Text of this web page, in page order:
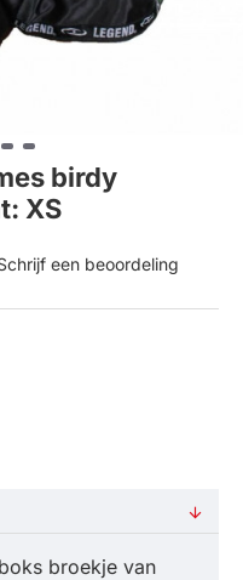
birdy
XS
een beoordeling
broekje van